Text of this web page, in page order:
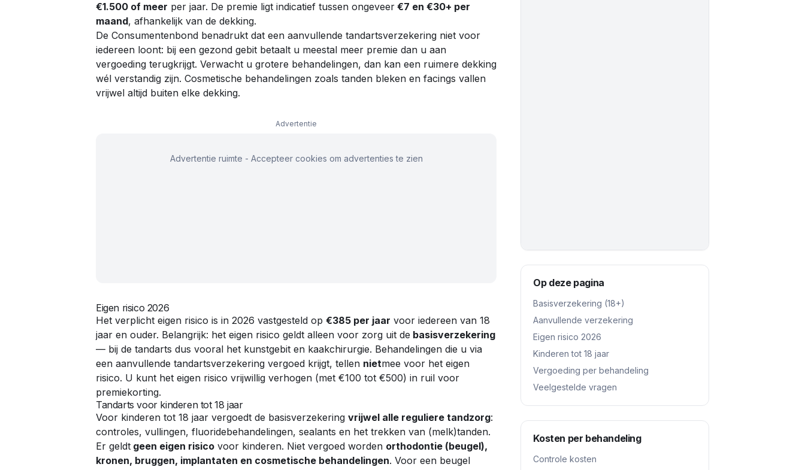
€1.500 of meer per jaar. De premie ligt indicatief tussen ongeveer €7 en €30+ per
maand, afhankelijk van de dekking.
De Consumentenbond benadrukt dat een aanvullende tandartsverzekering niet voor
iedereen loont: bij een gezond gebit betaalt u meestal meer premie dan u aan
vergoeding terugkrijgt. Verwacht u grotere behandelingen, dan kan een ruimere dekking
wél verstandig zijn. Cosmetische behandelingen zoals tanden bleken en facings vallen
vrijwel altijd buiten elke dekking.
Advertentie
Advertentie ruimte - Accepteer cookies om advertenties te zien
Eigen risico 2026
Het verplicht eigen risico is in 2026 vastgesteld op €385 per jaar voor iedereen van 18
jaar en ouder. Belangrijk: het eigen risico geldt alleen voor zorg uit de basisverzekering
— bij de tandarts dus vooral het kunstgebit en kaakchirurgie. Behandelingen die u via
een aanvullende tandartsverzekering vergoed krijgt, tellen nietmee voor het eigen
risico. U kunt het eigen risico vrijwillig verhogen (met €100 tot €500) in ruil voor
premiekorting.
Tandarts voor kinderen tot 18 jaar
Voor kinderen tot 18 jaar vergoedt de basisverzekering vrijwel alle reguliere tandzorg:
controles, vullingen, fluoridebehandelingen, sealants en het trekken van (melk)tanden.
Er geldt geen eigen risico voor kinderen. Niet vergoed worden orthodontie (beugel),
kronen, bruggen, implantaten en cosmetische behandelingen. Voor een beugel
Op deze pagina
Basisverzekering (18+)
Aanvullende verzekering
Eigen risico 2026
Kinderen tot 18 jaar
Vergoeding per behandeling
Veelgestelde vragen
Kosten per behandeling
Controle kosten